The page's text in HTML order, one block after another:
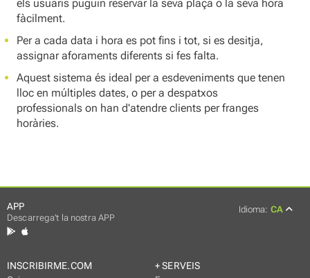
els usuaris puguin reservar la seva plaça o la seva hora
fàcilment.
Per a cada data i hora es pot fins i tot, si es desitja,
assignar aforaments diferents si fes falta.
Aquest sistema és ideal per a esdeveniments que tenen
lloc en múltiples dates, o per a despatxos
professionals on han d'atendre clients per franges
horàries.
INSCRIBIRME.COM + SERVEIS
APP
Descarrega't la nostra APP
Idioma: CA